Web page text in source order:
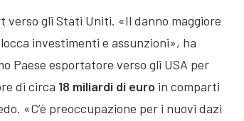
verso gli Stati Uniti. «Il danno maggiore
investimenti e assunzioni», ha
Paese esportatore verso gli USA per
di circa 18 miliardi di euro in comparti
«C’è preoccupazione per i nuovi dazi